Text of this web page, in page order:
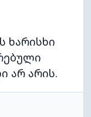
ხარისხი
არ არის.